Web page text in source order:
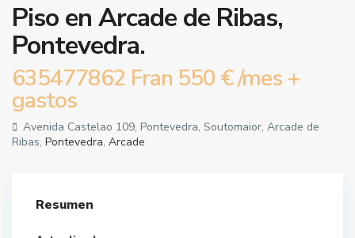
Piso en Arcade de Ribas,
Pontevedra.
635477862 Fran 550 €/mes +
gastos
Avenida Castelao 109, Pontevedra, Soutomaior, Arcade de
Ribas, Pontevedra, Arcade
Resumen